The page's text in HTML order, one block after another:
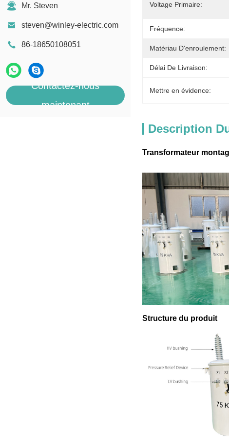
Mr. Steven
steven@winley-electric.com
86-18650108051
Contactez-nous
maintenant
Voltage Primaire:
Fréquence:
Matériau D'enroulement:
Délai De Livraison:
Mettre en évidence:
Description
Transformateur
Structure du produit